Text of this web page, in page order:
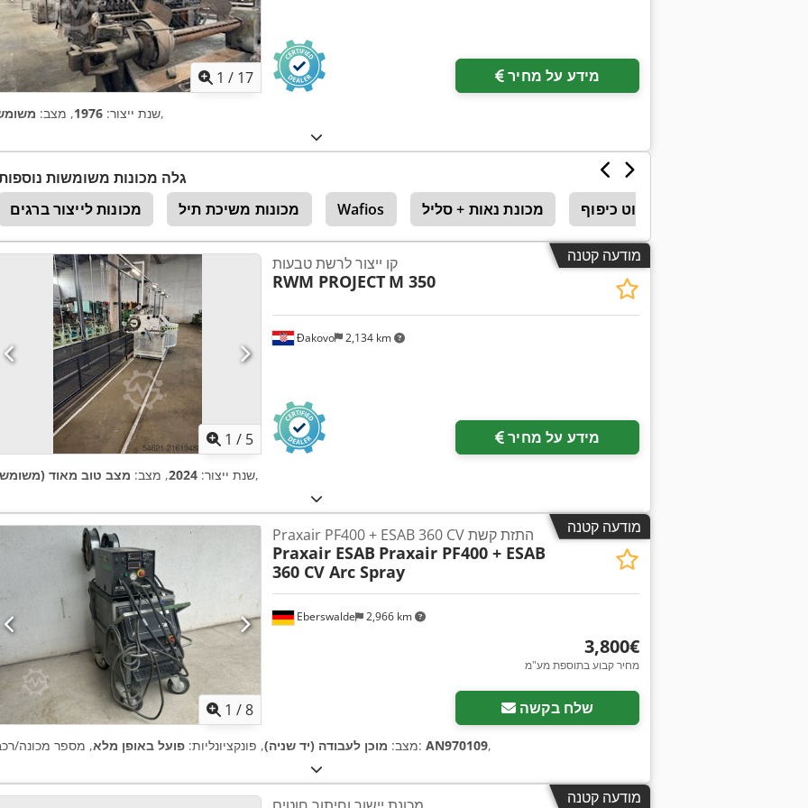
1 / 17 מידע על מחיר
שנת ייצור: 1976, מצב: ,
גלה מכונות משומשות
מכונות לייצור ברגים
מכונות משיכת תיל Wafios מכונת נאות + סליל חוט כיפוף
מודעה קטנה
1 / 5
Đakovo 2,134 km
קו ייצור לרשת טבעות
RWM PROJECT M 350
מידע על מחיר
שנת ייצור: 2024, מצב: מצב טוב מאוד ,
מודעה קטנה
1 /8
Eberswalde 2,966 km
Praxair PF400 + ESAB 360 CV התזת קשת
Praxair ESAB Praxair PF400 + ESAB
360 CV Arc Spray
‏3,800 ‏€
מחיר קבוע בתוספת מע"מ
שלח בקשה
מצב: מוכן לעבודה (יד שניה), פונקציונליות: פועל באופן מלא , מספר מכונה/רכב: AN970109,
מודעה קטנה